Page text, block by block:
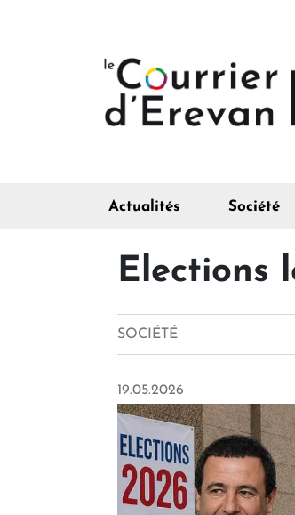
Actualités Société
Elections
SOCIÉTÉ
19.05.2026